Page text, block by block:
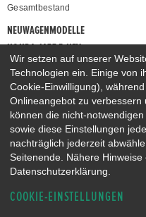
Gesamtbestand
NEUWAGENMODELLE
HONDA JAZZ E:HEV
HONDA PRELUDE E:HEV
HONDA ZR-V E:HEV
Wir setzen auf unserer
Technologien ein. Einige von
Cookie-Einwilligung),
Onlineangebot zu
können die nicht-
sowie diese Einstellungen
nachträglich jederzeit
Seitenende. Nähere
Datenschutzerklärung.
COOKIE-EINSTELLUNGEN